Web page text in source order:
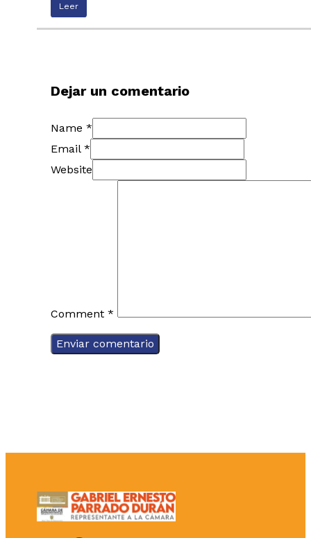
Leer
Dejar un comentario
Name *
Email *
Website
Comment *